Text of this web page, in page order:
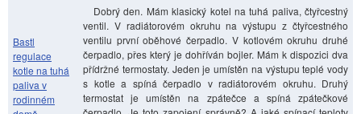
Bastl
regulace
kotle na tuhá
paliva v
rodinném
Dobrý den. Mám klasický kotel na tuhá paliva, čtyřcestný
ventil. V radiátorovém okruhu na výstupu z čtyřcestného
ventilu první oběhové čerpadlo. V kotlovém okruhu druhé
čerpadlo, přes který je dohříván bojler. Mám k dispozici dva
přídržné termostaty. Jeden je umístěn na výstupu teplé vody
s kotle a spíná čerpadlo v radiátorovém okruhu. Druhý
termostat je umístěn na zpátečce a spíná zpátečkové